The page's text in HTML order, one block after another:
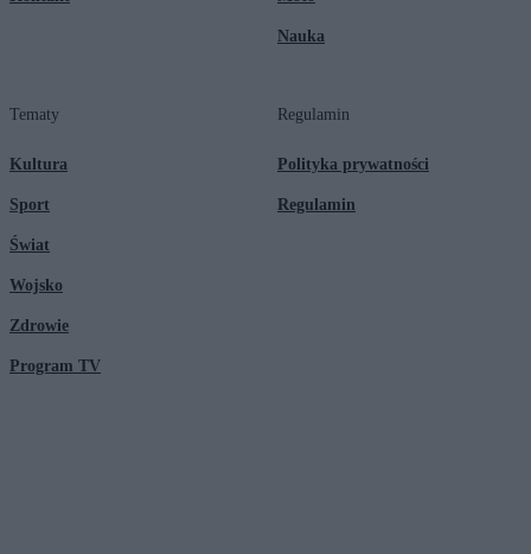
Nauka
Tematy
Kultura
Sport
Świat
Wojsko
Zdrowie
Program TV
Regulamin
Polityka prywatności
Regulamin